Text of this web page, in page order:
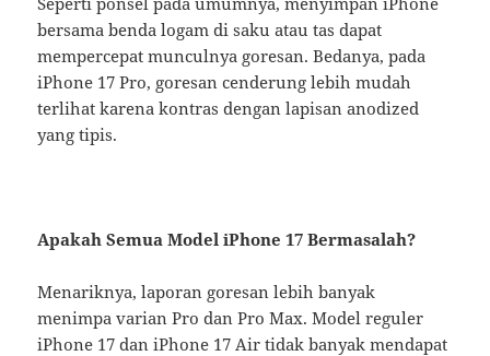
bersama benda logam di saku atau tas dapat
mempercepat munculnya goresan. Bedanya, pada
iPhone 17 Pro, goresan cenderung lebih mudah
terlihat karena kontras dengan lapisan anodized
yang tipis.
Apakah Semua Model iPhone 17 Bermasalah?
Menariknya, laporan goresan lebih banyak
menimpa varian Pro dan Pro Max. Model reguler
iPhone 17 dan iPhone 17 Air tidak banyak mendapat